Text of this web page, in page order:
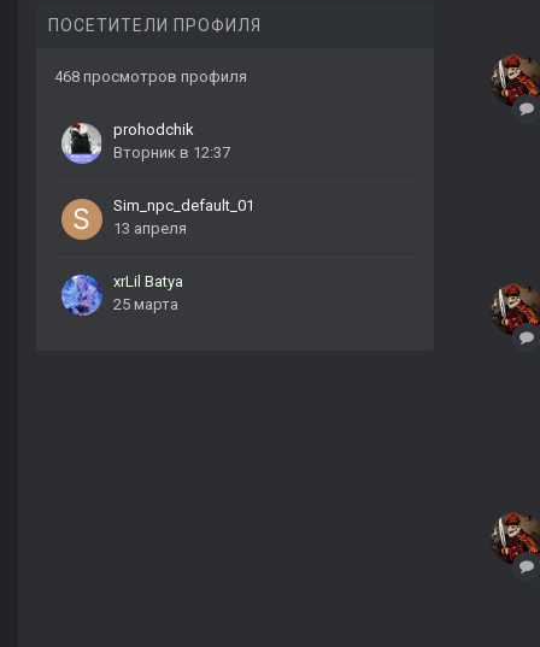
ПОСЕТИТЕЛИ ПРОФИЛЯ
468 просмотров профиля
prohodchik
Вторник в 12:37
Sim_npc_default_01
13 апреля
xrLil Batya
25 марта